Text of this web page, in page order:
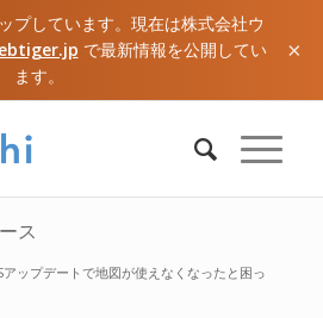
プしています。現在は株式会社ウ
で最新情報を公開してい
ます。
×
ス
ップデートで地図が使えなくなったと困っ